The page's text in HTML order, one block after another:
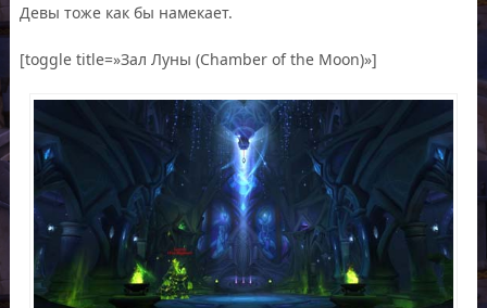
Девы тоже как бы намекает.
[toggle title=»Зал Луны (Chamber of the Moon)»]